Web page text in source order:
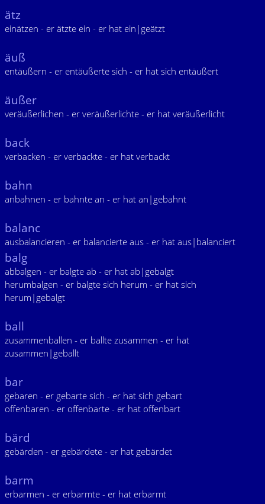
ätz
einätzen - er ätzte ein - er hat ein|geätzt
äuß
entäußern - er entäußerte sich - er hat sich entäußert
äußer
veräußerlichen - er veräußerlichte - er hat veräußerlicht
back
verbacken - er verbackte - er hat verbackt
bahn
anbahnen - er bahnte an - er hat an|gebahnt
balanc
ausbalancieren - er balancierte aus - er hat aus|balanciert
balg
abbalgen - er balgte ab - er hat ab|gebalgt
herumbalgen - er balgte sich herum - er hat sich
herum|gebalgt
ball
zusammenballen - er ballte zusammen - er hat
zusammen|geballt
bar
gebaren - er gebarte sich - er hat sich gebart
offenbaren - er offenbarte - er hat offenbart
bärd
gebärden - er gebärdete - er hat gebärdet
barm
erbarmen - er erbarmte - er hat erbarmt